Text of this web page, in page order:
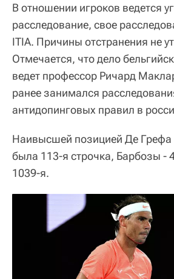
В отношении игроков ведется
расследование, свое
ITIA. Причины отстранения не
Отмечается, что дело
ведет профессор Ричард
ранее занимался
антидопинговых правил в
Наивысшей позицией Де Грефа
была 113-я строчка, Барбозы -
1039-я.